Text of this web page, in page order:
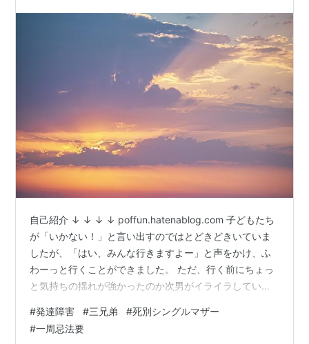
自己紹介 ↓ ↓ ↓ ↓ poffun.hatenablog.com 子どもたち
が「いかない！」と言い出すのではとどきどきいていま
したが、「はい、みんな行きますよー」と声をかけ、ふ
わーっと行くことができました。 ただ、行く前にちょっ
と気持ちの揺れが強かったのか次男がイライラしていま
だけの参列でした。 遠くにセミの声がしているなぁと思
いながら、一生懸命に渡されたお教を読む長男と『え？
#発達障害 #三兄弟 #死別シングルマザー
#一周忌法要